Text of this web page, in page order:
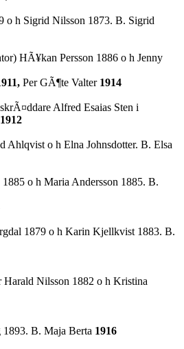
o h Sigrid Nilsson 1873. B. Sigrid
HÃ¥kan Persson 1886 o h Jenny
Per GÃ¶te Valter 1914
Alfred Esaias Sten i
Ahlqvist o h Elna Johnsdotter. B. Elsa
o h Maria Andersson 1885. B.
1879 o h Karin Kjellkvist 1883. B.
Harald Nilsson 1882 o h Kristina
1893. B. Maja Berta 1916